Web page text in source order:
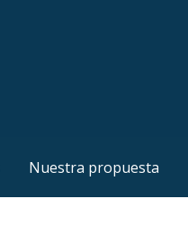
Nuestra propuesta